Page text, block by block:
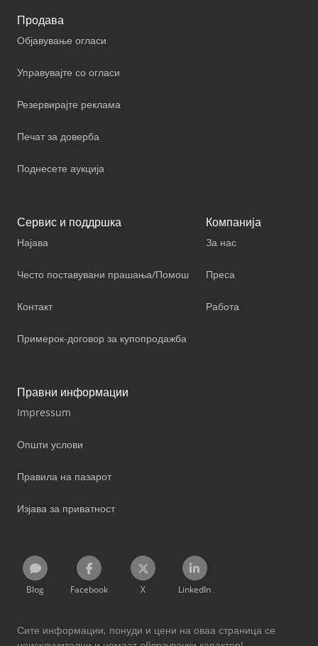
Продава
Објавување огласи
Управувајте со огласи
Резервирајте реклама
Печат за доверба
Поднесете аукција
Сервис и поддршка
Најава
Често поставувани прашања/Помош
Контакт
Примерок-договор за купопродажба
Компанија
За нас
Преса
Работа
Правни информации
Impressum
Општи услови
Правила на пазарот
Изјава за приватност
Blog Facebook X LinkedIn
Сите информации, понуди и цени на оваа страница се